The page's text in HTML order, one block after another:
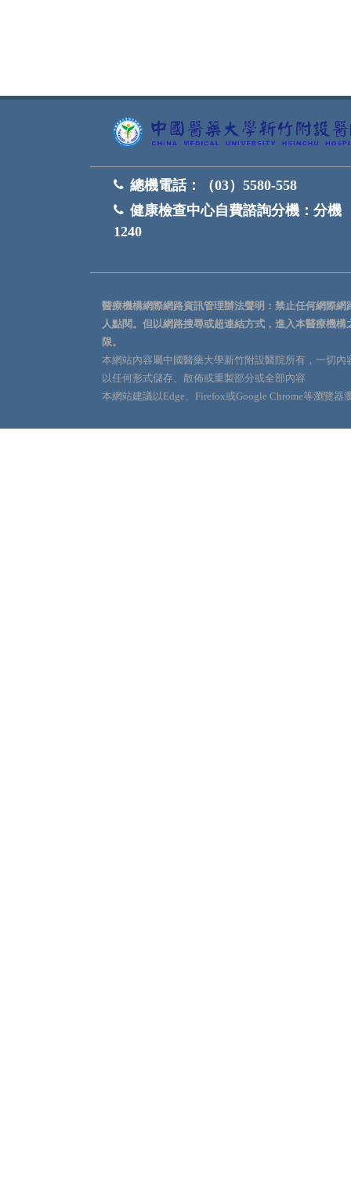
總機電話：
（03）5580-558
健康檢查中心自費諮詢分機： 分機
1240
醫療機構網際網路資訊管理辦法聲明：禁止任何網際
人點閱。但以網路搜尋或超連結方式，進入本醫療機
限。
本網站內容屬中國醫藥大學新竹附設醫院所有，一切
以任何形式儲存、散佈或重製部分或全部內容
本網站建議以Edge、Firefox或Google Chrome等瀏覽器